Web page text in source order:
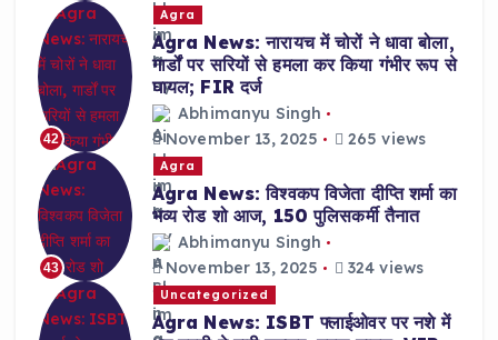
42
Agra
Agra News: नारायच में चोरों ने धावा बोला,
गार्डों पर सरियों से हमला कर किया गंभीर रूप से
घायल; FIR दर्ज
Abhimanyu Singh
November 13, 2025
265 views
43
Agra
Agra News: विश्वकप विजेता दीप्ति शर्मा का
भव्य रोड शो आज, 150 पुलिसकर्मी तैनात
Abhimanyu Singh
November 13, 2025
324 views
Uncategorized
Agra News: ISBT फ्लाईओवर पर नशे में